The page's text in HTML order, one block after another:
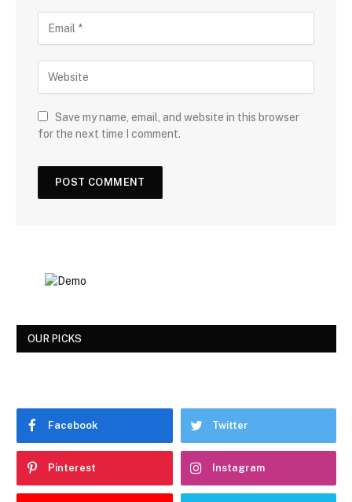
Save my name, email, and website in this browser
for the next time I comment.
OUR PICKS
Facebook Twitter
Pinterest Instagram